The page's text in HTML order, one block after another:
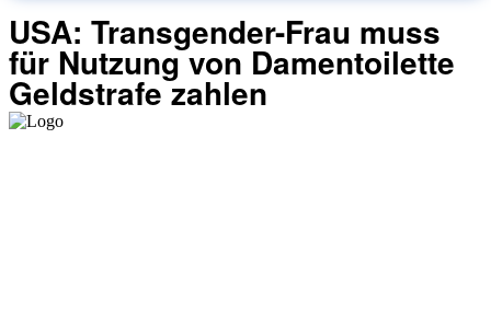
USA: Transgender-Frau muss
für Nutzung von Damentoilette
Geldstrafe zahlen